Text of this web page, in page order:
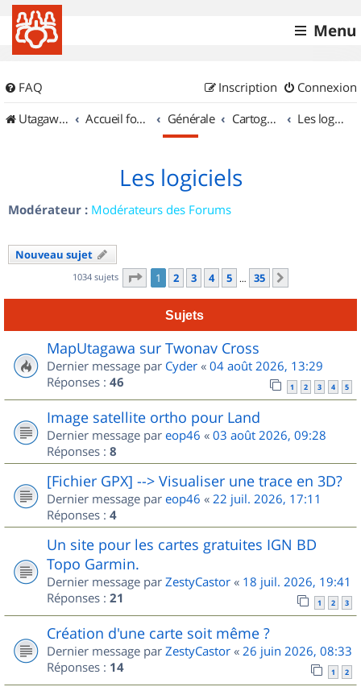
Menu
FAQ Connexion
Inscription
UtagawaVTT (Randos VTT et VTTAE avec traces GPS)
Accueil forum Générale Cartographie et GPS Les logiciels
Les logiciels
Modérateur : Modérateurs des Forums
Nouveau sujet
1034 sujets Page 1sur
1 2 3 4 5 … 35
Sujets
MapUtagawa sur Twonav Cross
Dernier message par Cyder « 04 août 2026, 13:29
Réponses : 46 1 2 3 4 5
Image satellite ortho pour Land
Dernier message par eop46 « 03 août 2026, 09:28
Réponses : 8
[Fichier GPX] --> Visualiser une trace en 3D?
Dernier message par eop46 « 22 juil. 2026, 17:11
Réponses : 4
Un site pour les cartes gratuites IGN BD
Topo Garmin.
Dernier message par ZestyCastor « 18 juil. 2026, 19:41
Réponses : 21 1 2 3
Création d'une carte soit même ?
Dernier message par ZestyCastor « 26 juin 2026, 08:33
Réponses : 14 1 2